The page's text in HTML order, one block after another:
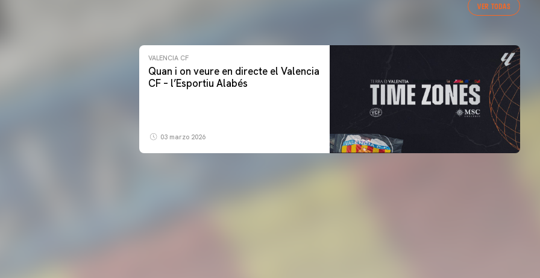
VER TODAS
VALENCIA CF
Quan i on veure en directe el Valencia
CF – l’Esportiu Alabés
03 marzo 2026